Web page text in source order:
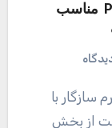
و تاچ پد موشی مدل Palmguard مناسب
از بخش